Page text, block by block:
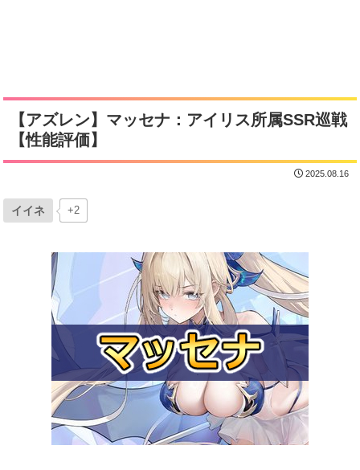
【アズレン】マッセナ：アイリス所属SSR巡戦
【性能評価】
2025.08.16
イイネ +2